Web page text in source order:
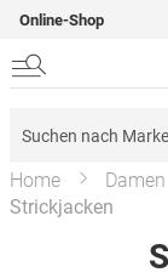
Online-Shop
Home Damen
Strickjacken